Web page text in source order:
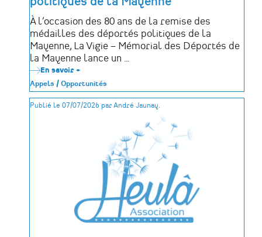
À l’occasion des 80 ans de la remise des
médailles des déportés politiques de la
Mayenne, La Vigie – Mémorial des Déportés de
la Mayenne lance un …
En savoir +
Appel
à
collecte
:
médailles
déportés
politiques
Mayenne
Appels / Opportunités
Publié le 07/07/2026 par André Jaunay.